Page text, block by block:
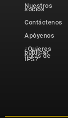
Nuestros
socios
Contáctenos
Apóyenos
¿Quieres
publicar
notas de
IPS?